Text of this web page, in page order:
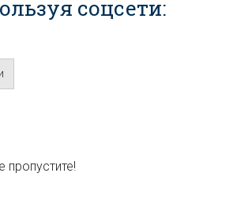
соцсети:
пропустите!